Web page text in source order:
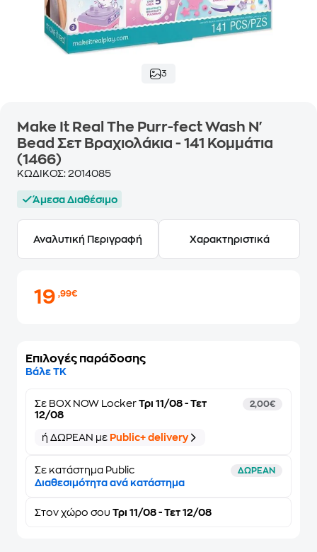
3
Make It Real The Purr-fect Wash N'
Bead Σετ Βραχιολάκια - 141 Κομμάτια
(1466)
ΚΩΔΙΚΟΣ: 2014085
Άμεσα Διαθέσιμο
Αναλυτική Περιγραφή Χαρακτηριστικά
19,99€
Επιλογές παράδοσης
Βάλε ΤΚ
Σε BOX NOW Locker Τρι 11/08 - Τετ
12/08
2,00€
ή ΔΩΡΕΑΝ με Public+ delivery
Σε κατάστημα Public ΔΩΡΕΑΝ
Διαθεσιμότητα ανά κατάστημα
Στον χώρο σου Τρι 11/08 - Τετ 12/08